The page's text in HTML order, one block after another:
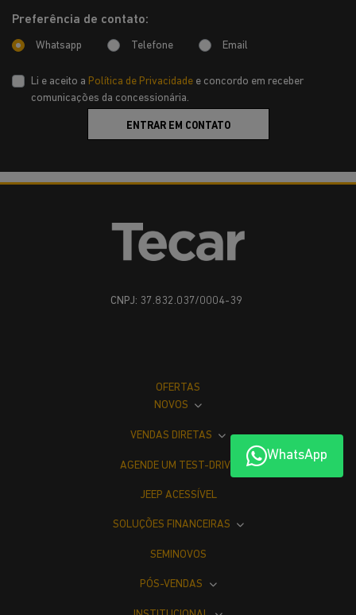
Preferência de contato:
Whatsapp Telefone Email
Li e aceito a Política de Privacidade e concordo em receber
comunicações da concessionária.
ENTRAR EM CONTATO
WhatsApp
CNPJ: 37.832.037/0004-39
OFERTAS
NOVOS
VENDAS DIRETAS
AGENDE UM TEST-DRIVE
JEEP ACESSÍVEL
SOLUÇÕES FINANCEIRAS
SEMINOVOS
PÓS-VENDAS